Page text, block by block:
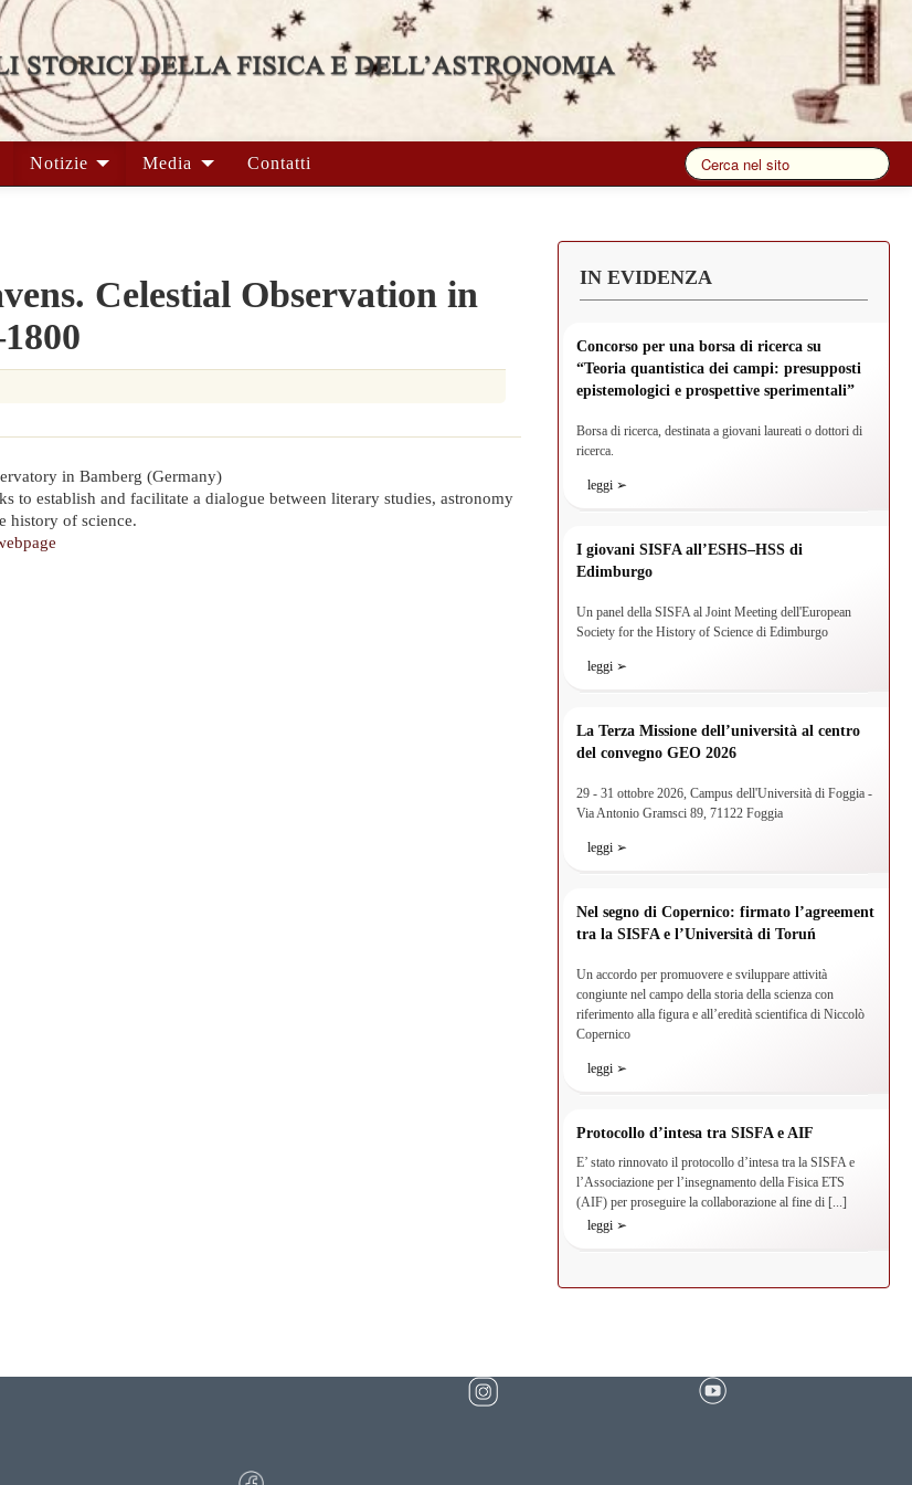
Notizie Media Contatti
Celestial Observation in
in Bamberg (Germany)
to establish and facilitate a dialogue between literary studies, astronomy
history of science.
IN EVIDENZA
Concorso per una borsa di ricerca su
“Teoria quantistica dei campi: presupposti
epistemologici e prospettive sperimentali”
Borsa di ricerca, destinata a giovani laureati o dottori di
ricerca.
leggi ➢
I giovani SISFA all’ESHS–HSS di
Edimburgo
Un panel della SISFA al Joint Meeting dell'European
Society for the History of Science di Edimburgo
leggi ➢
La Terza Missione dell’università al centro
del convegno GEO 2026
29 - 31 ottobre 2026, Campus dell'Università di Foggia -
Via Antonio Gramsci 89, 71122 Foggia
leggi ➢
Nel segno di Copernico: firmato l’agreement
tra la SISFA e l’Università di Toruń
Un accordo per promuovere e sviluppare attività
congiunte nel campo della storia della scienza con
riferimento alla figura e all’eredità scientifica di Niccolò
Copernico
leggi ➢
Protocollo d’intesa tra SISFA e AIF
E’ stato rinnovato il protocollo d’intesa tra la SISFA e
l’Associazione per l’insegnamento della Fisica ETS
(AIF) per proseguire la collaborazione al fine di [...]
leggi ➢